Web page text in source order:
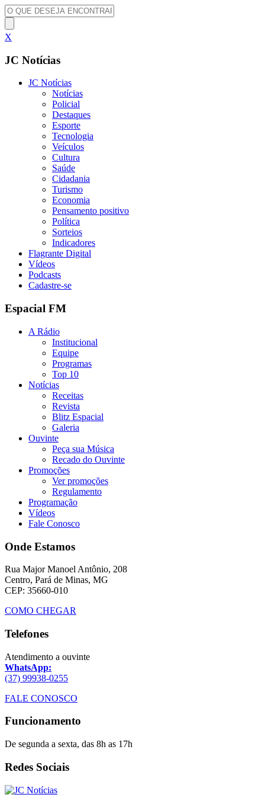
X
JC Notícias
JC Notícias
Notícias
Policial
Destaques
Esporte
Tecnologia
Veículos
Cultura
Saúde
Cidadania
Turismo
Economia
Pensamento positivo
Política
Sorteios
Indicadores
Flagrante Digital
Vídeos
Podcasts
Cadastre-se
Espacial FM
A Rádio
Institucional
Equipe
Programas
Top 10
Notícias
Receitas
Revista
Blitz Espacial
Galeria
Ouvinte
Peça sua Música
Recado do Ouvinte
Promoções
Ver promoções
Regulamento
Programação
Vídeos
Fale Conosco
Onde Estamos
Rua Major Manoel Antônio, 208
Centro, Pará de Minas, MG
CEP: 35660-010
COMO CHEGAR
Telefones
Atendimento a ouvinte
WhatsApp:
(37) 99938-0255
FALE CONOSCO
Funcionamento
De segunda a sexta, das 8h as 17h
Redes Sociais